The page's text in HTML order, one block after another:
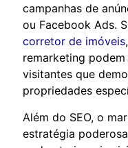
campanhas de
ou Facebook Ads.
corretor de imóveis
remarketing
visitantes que
propriedades
Além do SEO, o
estratégia